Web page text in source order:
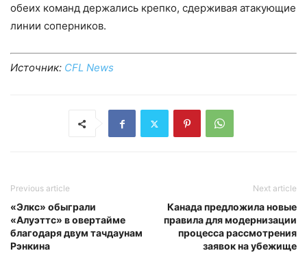
обеих команд держались крепко, сдерживая атакующие
линии соперников.
Источник: CFL News
Previous article
«Элкс» обыграли
«Алуэттс» в овертайме
благодаря двум тачдаунам
Рэнкина
Next article
Канада предложила новые
правила для модернизации
процесса рассмотрения
заявок на убежище